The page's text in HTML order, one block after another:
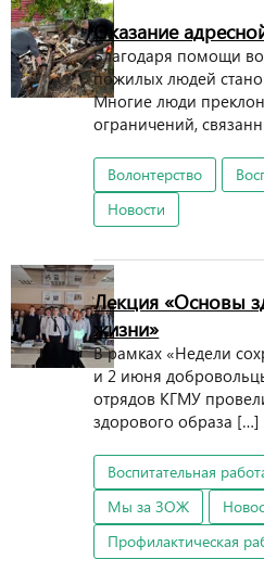
Оказание
Благодаря помощи
пожилых людей
Многие люди
ограничений,
Волонтерство
Новости
Лекция «Основы
жизни»
В рамках «Недели
и 2 июня
отрядов КГМУ
здорового образа […]
Воспитательная
Мы за ЗОЖ
Профилактическая